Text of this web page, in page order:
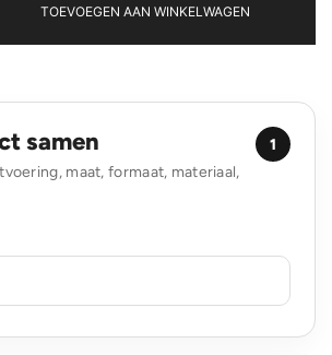
TOEVOEGEN AAN WINKELWAGEN
samen
maat, formaat, materiaal,
1